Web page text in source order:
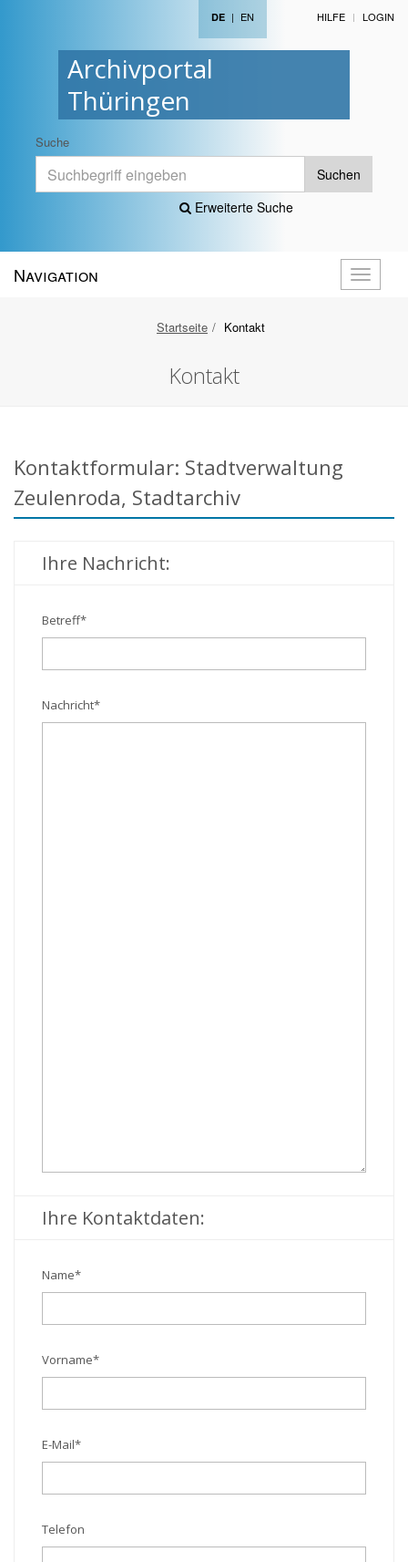
Archivportal
Thüringen
DE | EN HILFE LOGIN
Suche
Suchen
Erweiterte Suche
öffnen
Navigation
Startseite Kontakt
Kontakt
Kontaktformular: Stadtverwaltung
Zeulenroda, Stadtarchiv
Ihre Nachricht:
Betreff*
Nachricht*
Ihre Kontaktdaten:
Name*
Vorname*
E-Mail*
Telefon